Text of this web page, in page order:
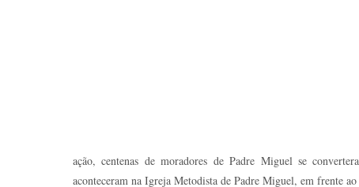
ação, centenas de moradores de Padre Miguel se
aconteceram na Igreja Metodista de Padre Miguel, em frente